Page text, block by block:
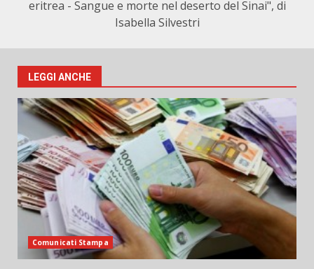
eritrea - Sangue e morte nel deserto del Sinai", di
Isabella Silvestri
LEGGI ANCHE
Comunicati Stampa